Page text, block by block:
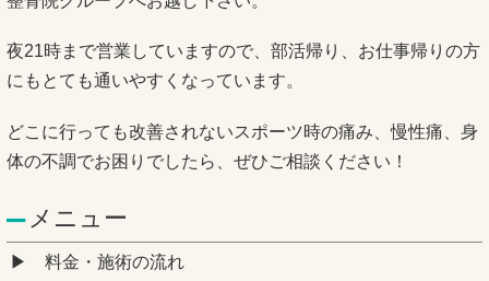
夜21時まで営業していますので、部活帰り、お仕事帰りの方
にもとても通いやすくなっています。
どこに行っても改善されないスポーツ時の痛み、慢性痛、身
体の不調でお困りでしたら、ぜひご相談ください！
メニュー
料金・施術の流れ